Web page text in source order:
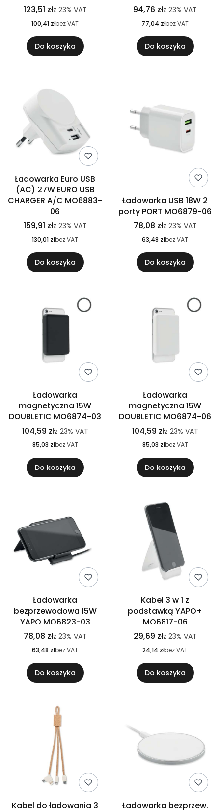
123,51 złz 23% VAT
100,41 złbez VAT
Do koszyka
94,76 złz 23% VAT
77,04 złbez VAT
Do koszyka
Ładowarka Euro USB
(AC) 27W EURO USB
CHARGER A/C MO6883-
06
159,91 złz 23% VAT
130,01 złbez VAT
Do koszyka
Ładowarka USB 18W 2
porty PORT MO6879-06
78,08 złz 23% VAT
63,48 złbez VAT
Do koszyka
Ładowarka
magnetyczna 15W
DOUBLETIC MO6874-03
104,59 złz 23% VAT
85,03 złbez VAT
Do koszyka
Ładowarka
magnetyczna 15W
DOUBLETIC MO6874-06
104,59 złz 23% VAT
85,03 złbez VAT
Do koszyka
Ładowarka
bezprzewodowa 15W
YAPO MO6823-03
78,08 złz 23% VAT
63,48 złbez VAT
Do koszyka
Kabel 3 w 1 z
podstawką YAPO+
MO6817-06
29,69 złz 23% VAT
24,14 złbez VAT
Do koszyka
Kabel do ładowania 3
Ładowarka bezprzew.